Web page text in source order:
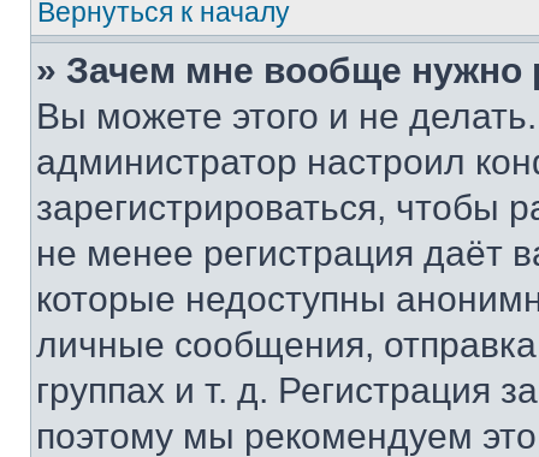
Вернуться к началу
» Зачем мне вообще нужно
Вы можете этого и не
администратор настроил
зарегистрироваться, чтобы
не менее регистрация даёт
которые недоступны
личные сообщения,
группах и т. д. Регистрация
поэтому мы рекомендуем